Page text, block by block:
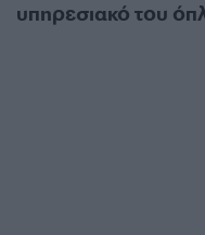
υπηρεσιακό του